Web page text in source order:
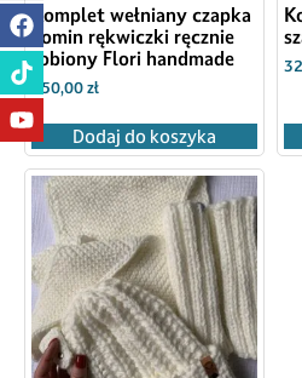
Komplet wełniany czapka
komin rękwiczki ręcznie
robiony Flori handmade
450,00zł
Dodaj do koszyka